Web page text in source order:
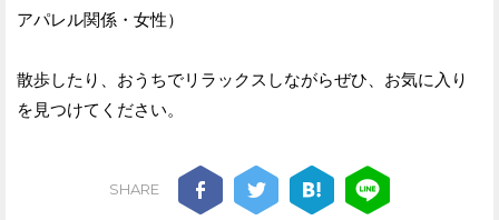
アパレル関係・女性）
散歩したり、おうちでリラックスしながらぜひ、お気に入り
を見つけてください。
SHARE